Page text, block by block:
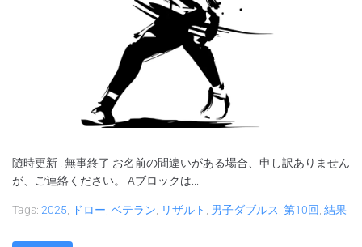
随時更新 ! 無事終了 お名前の間違いがある場合、申し訳ありません
が、ご連絡ください。 Aブロックは...
Tags: 2025, ドロー, ベテラン, リザルト , 男子ダブルス, 第10回, 結果